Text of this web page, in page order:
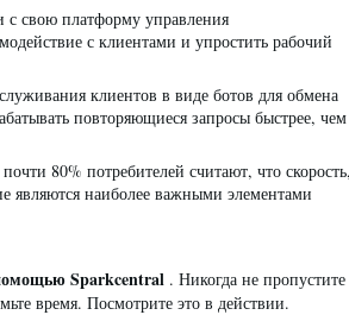
свою платформу управления
с клиентами и упростить рабочий
клиентов в виде ботов для обмена
повторяющиеся запросы быстрее, чем
80% потребителей считают, что
являются наиболее важными элементами
Sparkcentral . Никогда не пропустите
время. Посмотрите это в действии.